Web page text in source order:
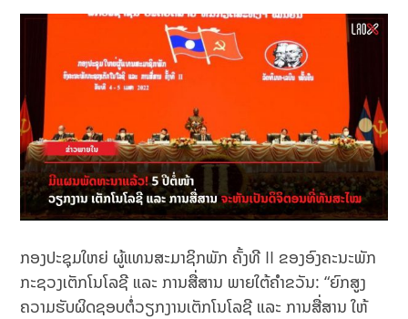
ກອງປະຊຸມໃຫຍ່ ຜູ້ແທນສະມາຊິກພັກ ຄັ້ງທີ II ຂອງອົງຄະນະພັກ
ກະຊວງເຕັກໂນໂລຊີ ແລະ ການສື່ສານ ພາຍໃຕ້ຄໍາຂວັນ: “ຍົກສູງ
ຄວາມຮັບຜິດຊອບຕໍ່ວຽກງານເຕັກໂນໂລຊີ ແລະ ການສື່ສານ ໃຫ້